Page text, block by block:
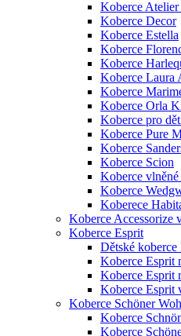
Koberce Atelier
Koberce Decor
Koberce Estella
Koberce
Koberce
Koberce Laura
Koberce
Koberce Orla
Koberce pro
Koberce Pure
Koberce
Koberce Scion
Koberce
Koberce
Koberece
Koberce Accessorize
Koberce Esprit
Dětské koberce
Koberce Esprit
Koberce Esprit
Koberce Esprit
Koberce Schöner
Koberce
Koberce